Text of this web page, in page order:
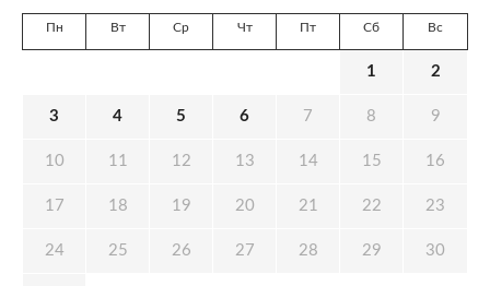
Пн Вт Ср Чт Пт Сб Вс
1 2
3 4 5 6 7 8 9
10 11 12 13 14 15 16
17 18 19 20 21 22 23
24 25 26 27 28 29 30